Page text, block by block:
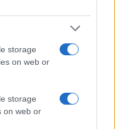
storage
on web or
storage
on web or
ευρώ από την
Περιφέρεια Κεντρικής
Μακεδονίας σε 1.443
επιχειρήσεις μέσω
τοπικής οικονομίας μέσω
του ΕΣΠΑ – Πώς